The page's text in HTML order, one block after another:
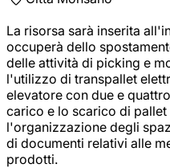
La risorsa sarà inserita
occuperà dello
delle attività di picking e
l'utilizzo di transpallet
elevatore con due e
carico e lo scarico di
l'organizzazione degli
di documenti relativi alle
prodotti.